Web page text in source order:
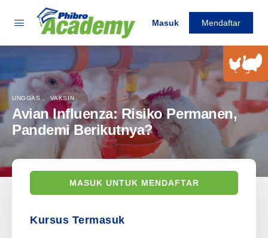
Masuk Mendaftar
UNGGAS VAKSIN
Avian Influenza: Risiko Permanen,
Pandemi Berikutnya?
MASUK UNTUK MENDAFTAR
Kursus Termasuk